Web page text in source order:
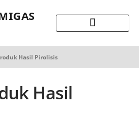
Hasil Pirolisis
Hasil